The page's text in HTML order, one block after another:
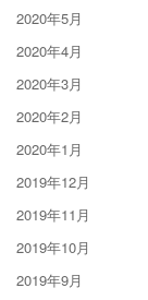
2020年5月
2020年4月
2020年3月
2020年2月
2020年1月
2019年12月
2019年11月
2019年10月
2019年9月